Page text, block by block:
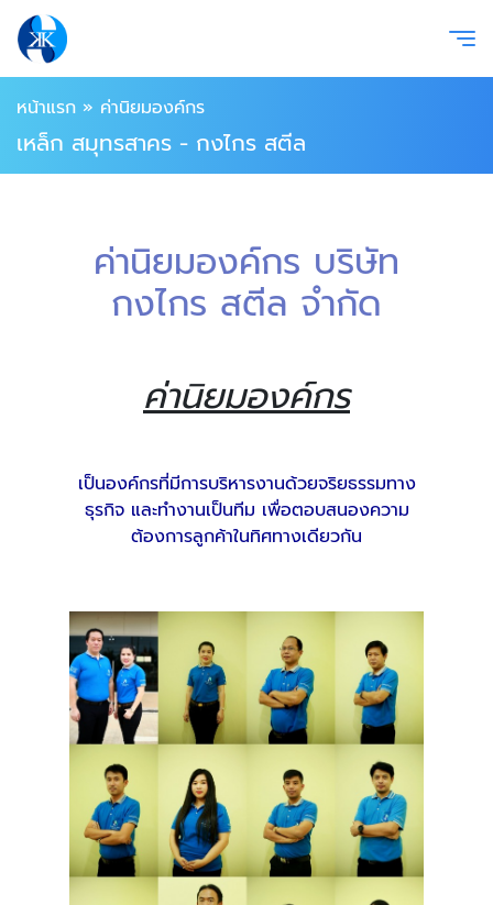
หน้าแรก » ค่านิยมองค์กร
เหล็ก สมุทรสาคร - กงไกร สตีล
ค่านิยมองค์กร บริษัท
กงไกร สตีล จำกัด
ค่านิยมองค์กร
เป็นองค์กรที่มีการบริหารงานด้วยจริยธรรมทาง
ธุรกิจ และทำงานเป็นทีม เพื่อตอบสนองความ
ต้องการลูกค้าในทิศทางเดียวกัน